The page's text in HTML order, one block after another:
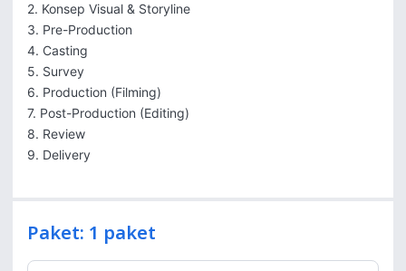
2. Konsep Visual & Storyline
3. Pre-Production
4. Casting
5. Survey
6. Production (Filming)
7. Post-Production (Editing)
8. Review
9. Delivery
Paket: 1 paket